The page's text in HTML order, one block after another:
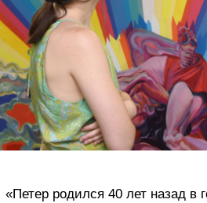
«Петер родился 40 лет назад в